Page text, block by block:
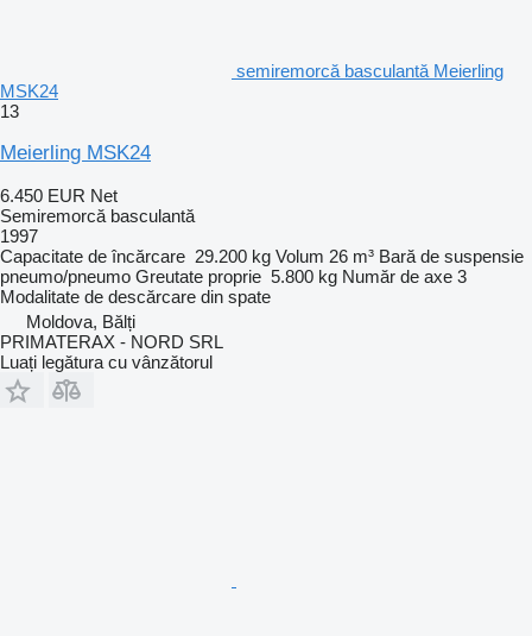
semiremorcă basculantă Meierling
MSK24
13
Meierling MSK24
6.450 EUR Net
Semiremorcă basculantă
1997
Capacitate de încărcare 29.200 kg Volum 26 m³ Bară de suspensie
pneumo/pneumo Greutate proprie 5.800 kg Număr de axe 3
Modalitate de descărcare din spate
Moldova, Bălți
PRIMATERAX - NORD SRL
Luați legătura cu vânzătorul